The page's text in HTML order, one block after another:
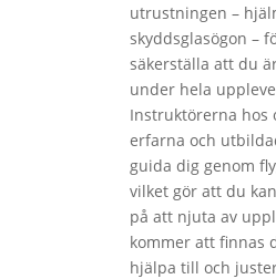
utrustningen –
skyddsglasögon –
säkerställa att du
under hela
Instruktörerna hos
erfarna och
guida dig genom
vilket gör att du
på att njuta av
kommer att finnas
hjälpa till och